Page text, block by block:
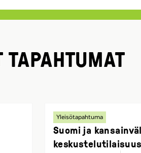
TAPAHTUMAT
Yleisötapahtuma
Suomi ja
keskustelutilaisuus